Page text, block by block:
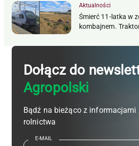
Aktualności
Śmierć 11-latka w
kombajnem.
Dołącz do
Agropolski
Bądź na bieżąco z informacjami
rolnictwa
E-MAIL